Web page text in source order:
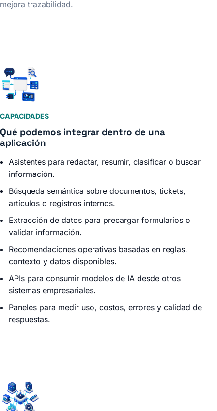
mejora trazabilidad.
CAPACIDADES
Qué podemos integrar dentro de una
aplicación
Asistentes para redactar, resumir, clasificar o buscar
información.
Búsqueda semántica sobre documentos, tickets,
artículos o registros internos.
Extracción de datos para precargar formularios o
validar información.
Recomendaciones operativas basadas en reglas,
contexto y datos disponibles.
APIs para consumir modelos de IA desde otros
sistemas empresariales.
Paneles para medir uso, costos, errores y calidad de
respuestas.